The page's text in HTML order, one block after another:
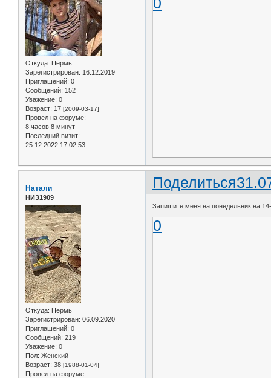
Откуда: Пермь
Зарегистрирован: 16.12.2019
Приглашений: 0
Сообщений: 152
Уважение: 0
Возраст: 17 [2009-03-17]
Провел на форуме:
8 часов 8 минут
Последний визит:
25.12.2022 17:02:53
Поделиться
Натали
НИЗ1909
Откуда: Пермь
Зарегистрирован: 06.09.2020
Приглашений: 0
Сообщений: 219
Уважение: 0
Пол: Женский
Возраст: 38 [1988-01-04]
Провел на форуме:
Запишите меня на понедельник на
0